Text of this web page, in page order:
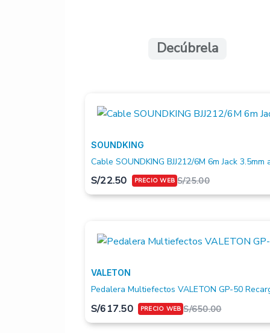
Decúbrela
SOUNDKING
Cable SOUNDKING BJJ212/6M 6m Jack 3.5mm
S/25.00
S/22.50
VALETON
Pedalera Multiefectos VALETON GP-50
S/650.00
S/617.50